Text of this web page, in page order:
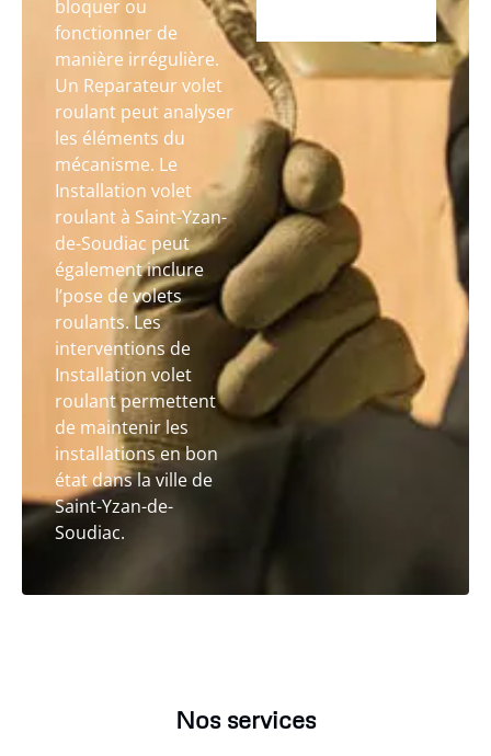
bloquer ou
fonctionner de
manière irrégulière.
Un Reparateur volet
roulant peut analyser
les éléments du
mécanisme. Le
Installation volet
roulant à Saint-Yzan-
de-Soudiac peut
également inclure
l’pose de volets
roulants. Les
interventions de
Installation volet
roulant permettent
de maintenir les
installations en bon
état dans la ville de
Saint-Yzan-de-
Soudiac.
Nos services